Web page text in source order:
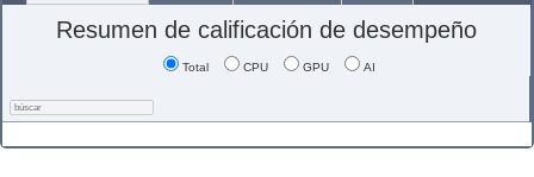
Resumen de calificación de desempeño
Total CPU GPU AI